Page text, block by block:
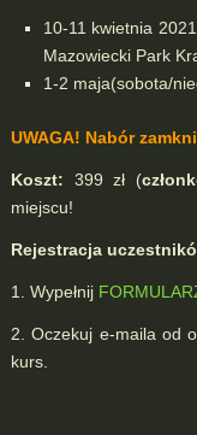
10-11 kwietnia
Mazowiecki Park
1-2 maja(sobota/
UWAGA! Nabór
Koszt: 399 zł (
miejscu!
Rejestracja
1. Wypełnij
2. Oczekuj e-maila od
kurs.